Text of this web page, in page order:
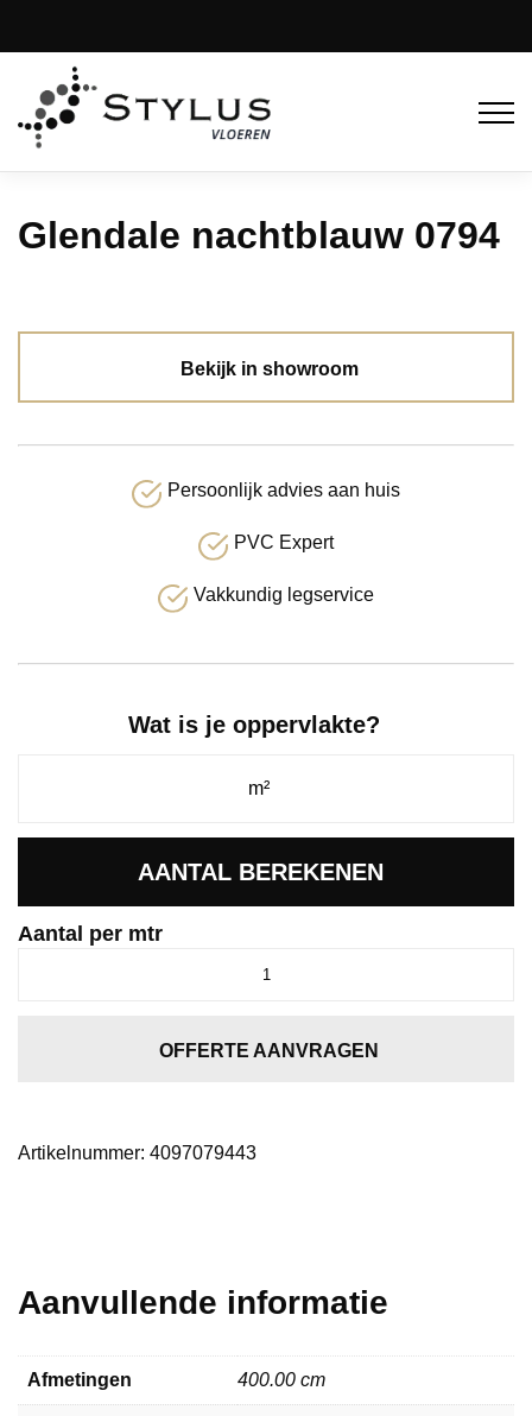
Glendale nachtblauw 0794
Bekijk in showroom
Persoonlijk advies aan huis
PVC Expert
Vakkundig legservice
Wat is je oppervlakte?
AANTAL BEREKENEN
Aantal per mtr
OFFERTE AANVRAGEN
Artikelnummer: 4097079443
Aanvullende informatie
Afmetingen 400.00 cm